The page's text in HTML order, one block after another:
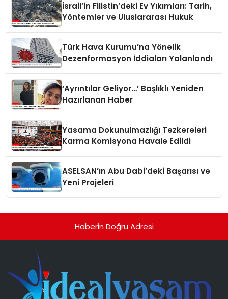
İsrail’in Filistin’deki Ev Yıkımları: Tarih,
Yöntemler ve Uluslararası Hukuk
Türk Hava Kurumu’na Yönelik
Dezenformasyon İddiaları Yalanlandı
‘Ayrıntılar Geliyor…’ Başlıklı Yeniden
Hazırlanan Haber
Yasama Dokunulmazlığı Tezkereleri
Karma Komisyona Havale Edildi
ASELSAN’ın Abu Dabi’deki Başarısı ve
Yeni Projeleri
Haberin Doğru Adresi